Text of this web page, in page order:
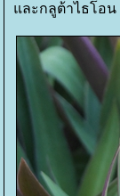
ละกลูต้าไธโอน